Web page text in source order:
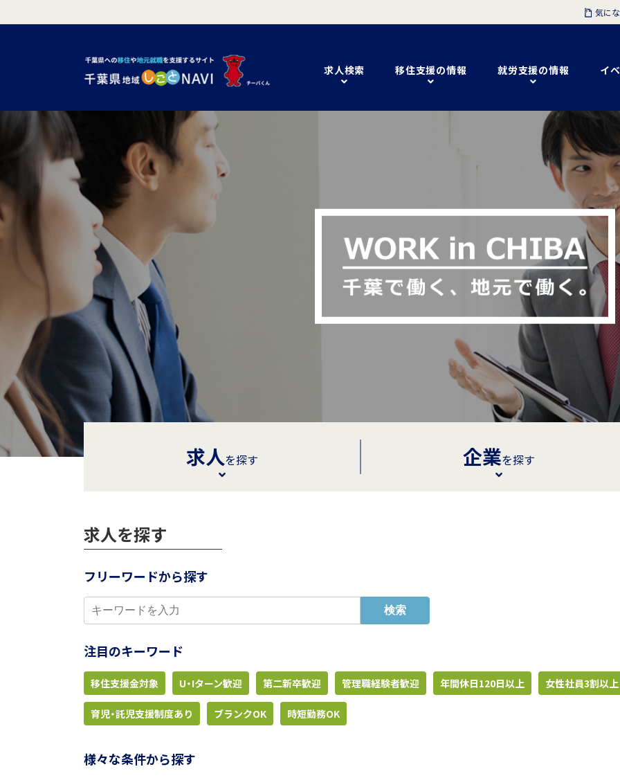
求人検索 移住支援の情報 就労支援の情報 イ
気に
求人を探す 企業を探す
求人を探す
フリーワードから探す
注目のキーワード
移住支援金対象 U・Iターン歓迎 第二新卒歓迎 管理職経験者歓迎 年間休日120日以上 女性社員3割以上
育児・託児支援制度あり ブランクOK 時短勤務OK
様々な条件から探す